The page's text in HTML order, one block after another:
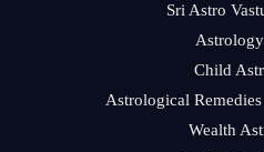
Sri Astro
Child
Astrological
Wealth